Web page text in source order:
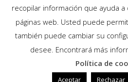
Pistola
cierran
la
trilogía
Funciona conFluida&
recopilar información que ayuda
páginas web. Usted puede
también puede cambiar su
desee. Encontrará más
Política de
Aceptar Rechazar